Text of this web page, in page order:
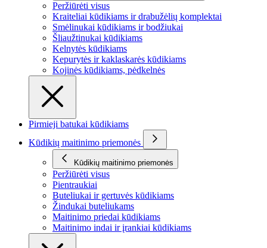
Peržiūrėti visus
Kraiteliai kūdikiams ir drabužėlių komplektai
Smėlinukai kūdikiams ir bodžiukai
Šliaužtinukai kūdikiams
Kelnytės kūdikiams
Kepurytės ir kaklaskarės kūdikiams
Kojinės kūdikiams, pėdkelnės
Pirmieji batukai kūdikiams
Kūdikių maitinimo priemonės
Kūdikių maitinimo priemonės
Peržiūrėti visus
Pientraukiai
Buteliukai ir gertuvės kūdikiams
Žindukai buteliukams
Maitinimo priedai kūdikiams
Maitinimo indai ir įrankiai kūdikiams